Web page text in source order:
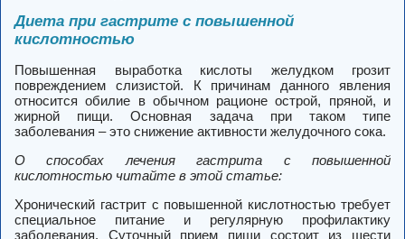
Диета при гастрите с повышенной
кислотностью
Повышенная выработка кислоты желудком грозит
повреждением слизистой. К причинам данного явления
относится обилие в обычном рационе острой, пряной, и
жирной пищи. Основная задача при таком типе
заболевания – это снижение активности желудочного сока.
О способах лечения гастрита с повышенной
кислотностью читайте в этой статье:
Хронический гастрит с повышенной кислотностью требует
специальное питание и регулярную профилактику
заболевания. Суточный прием пищи состоит из шести